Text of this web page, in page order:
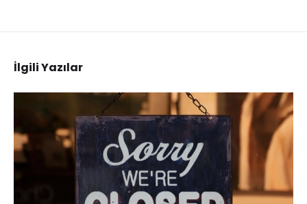
İlgili Yazılar